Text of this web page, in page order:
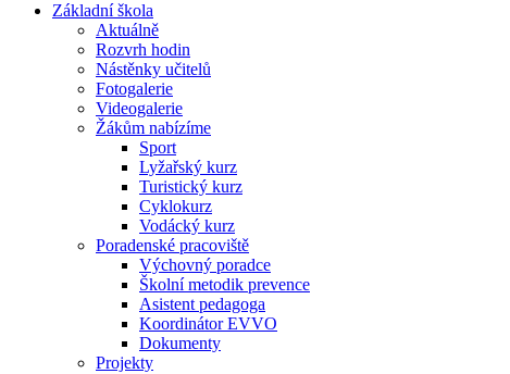
Základní škola
Aktuálně
Rozvrh hodin
Nástěnky učitelů
Fotogalerie
Videogalerie
Žákům nabízíme
Sport
Lyžařský kurz
Turistický kurz
Cyklokurz
Vodácký kurz
Poradenské pracoviště
Výchovný poradce
Školní metodik prevence
Asistent pedagoga
Koordinátor EVVO
Dokumenty
Projekty